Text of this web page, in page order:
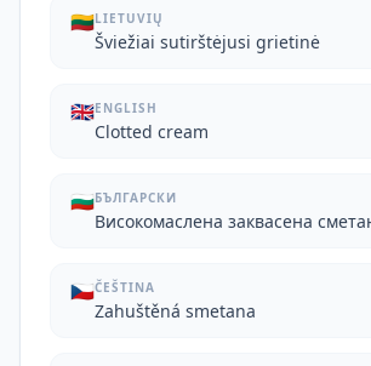
🇱🇹LIETUVIŲ
Šviežiai sutirštėjusi grietinė
🇬🇧ENGLISH
Clotted cream
🇧🇬БЪЛГАРСКИ
Високомаслена заквасена
🇨🇿ČEŠTINA
Zahuštěná smetana